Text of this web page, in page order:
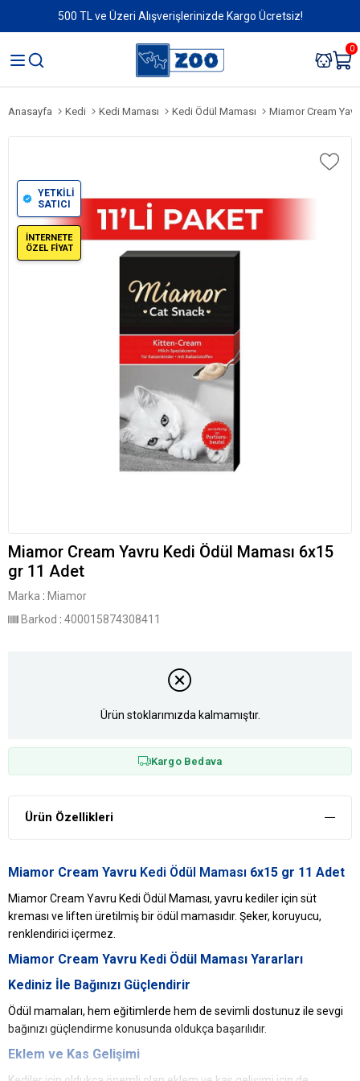
500 TL ve Üzeri Alışverişlerinizde Kargo Ücretsiz!
0
Anasayfa Kedi Kedi Maması Kedi Ödül Maması Miamor Cream
YETKİLİ
SATICI
İNTERNETE
ÖZEL FİYAT
Miamor Cream Yavru Kedi Ödül Maması 6x15
gr 11 Adet
Marka : Miamor
Barkod : 400015874308411
Ürün stoklarımızda kalmamıştır.
Kargo Bedava
Ürün Özellikleri
Miamor Cream Yavru Kedi Ödül Maması 6x15 gr 11 Adet
Miamor Cream Yavru Kedi Ödül Maması, yavru kediler için süt
kreması ve liften üretilmiş bir ödül mamasıdır. Şeker, koruyucu,
renklendirici içermez.
Miamor Cream Yavru Kedi Ödül Maması Yararları
Kediniz İle Bağınızı Güçlendirir
Ödül mamaları, hem eğitimlerde hem de sevimli dostunuz ile sevgi
bağınızı güçlendirme konusunda oldukça başarılıdır.
Eklem ve Kas Gelişimi